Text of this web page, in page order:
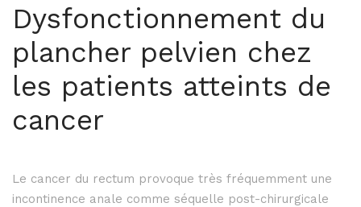
Dysfonctionnement du
plancher pelvien chez
les patients atteints de
cancer
Le cancer du rectum provoque très fréquemment une
incontinence anale comme séquelle post-chirurgicale